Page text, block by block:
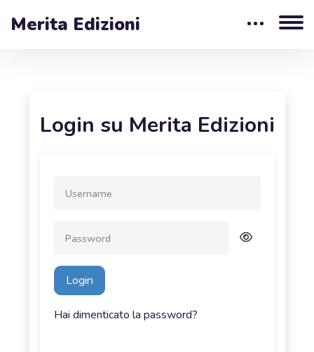
Merita Edizioni
Login su Merita Edizioni
Login
Hai dimenticato la password?